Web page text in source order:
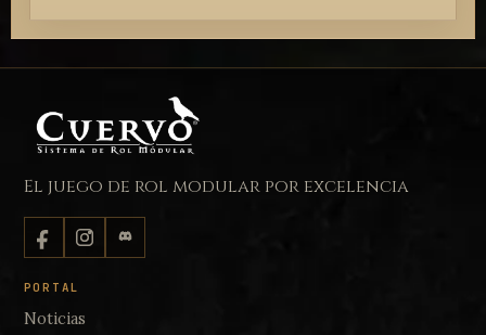
El juego de rol modular por excelencia
PORTAL
Noticias